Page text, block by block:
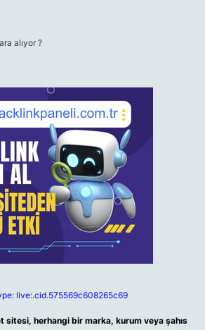
alıyor ?
live:.cid.575569c608265c69
sitesi, herhangi bir marka, kurum veya şahıs